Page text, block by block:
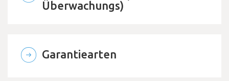
Überwachungs)
Garantiearten